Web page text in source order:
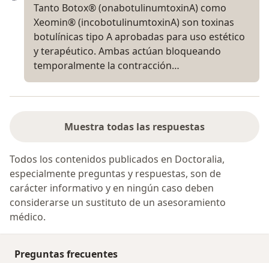
Tanto Botox® (onabotulinumtoxinA) como
Xeomin® (incobotulinumtoxinA) son toxinas
botulínicas tipo A aprobadas para uso estético
y terapéutico. Ambas actúan bloqueando
temporalmente la contracción…
Muestra todas las respuestas
Todos los contenidos publicados en Doctoralia,
especialmente preguntas y respuestas, son de
carácter informativo y en ningún caso deben
considerarse un sustituto de un asesoramiento
médico.
Preguntas frecuentes